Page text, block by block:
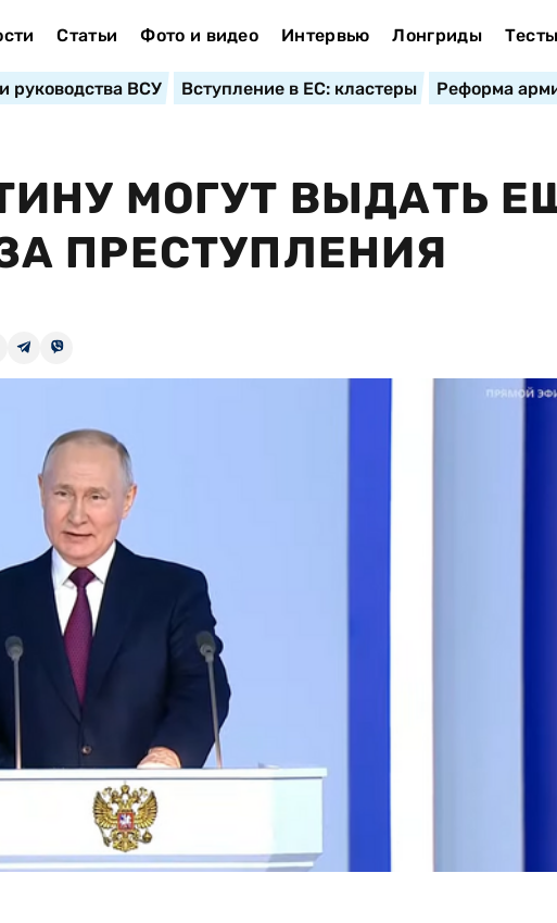
Статьи Фото и видео Интервью Лонгриды Тесты
руководства ВСУ Вступление в ЕС: кластеры Реформа
МОГУТ ВЫДАТЬ
ПРЕСТУПЛЕНИЯ